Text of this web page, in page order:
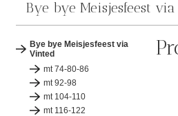
Bye bye Meisjesfeest
Bye bye Meisjesfeest via
Vinted
mt 74-80-86
mt 92-98
mt 104-110
mt 116-122